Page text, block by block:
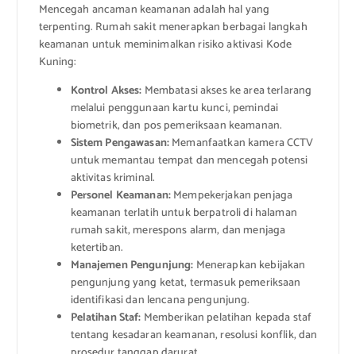
Mencegah ancaman keamanan adalah hal yang
terpenting. Rumah sakit menerapkan berbagai langkah
keamanan untuk meminimalkan risiko aktivasi Kode
Kuning:
Kontrol Akses: Membatasi akses ke area terlarang
melalui penggunaan kartu kunci, pemindai
biometrik, dan pos pemeriksaan keamanan.
Sistem Pengawasan:Memanfaatkan kamera CCTV
untuk memantau tempat dan mencegah potensi
aktivitas kriminal.
Personel Keamanan:Mempekerjakan penjaga
keamanan terlatih untuk berpatroli di halaman
rumah sakit, merespons alarm, dan menjaga
ketertiban.
Manajemen Pengunjung: Menerapkan kebijakan
pengunjung yang ketat, termasuk pemeriksaan
identifikasi dan lencana pengunjung.
Pelatihan Staf: Memberikan pelatihan kepada staf
tentang kesadaran keamanan, resolusi konflik, dan